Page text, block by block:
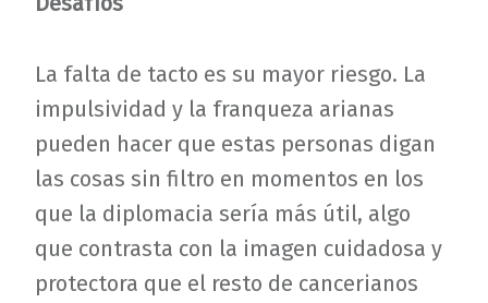
La falta de tacto es su mayor riesgo. La
impulsividad y la franqueza arianas
pueden hacer que estas personas digan
las cosas sin filtro en momentos en los
que la diplomacia sería más útil, algo
que contrasta con la imagen cuidadosa y
protectora que el resto de cancerianos